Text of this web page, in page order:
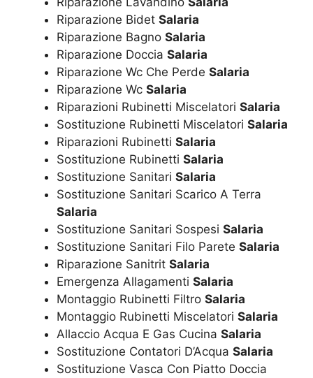
Riparazione Bidet Salaria
Riparazione Bagno Salaria
Riparazione Doccia Salaria
Riparazione Wc Che Perde Salaria
Riparazione Wc Salaria
Riparazioni Rubinetti Miscelatori Salaria
Sostituzione Rubinetti Miscelatori Salaria
Riparazioni Rubinetti Salaria
Sostituzione Rubinetti Salaria
Sostituzione Sanitari Salaria
Sostituzione Sanitari Scarico A Terra
Salaria
Sostituzione Sanitari Sospesi Salaria
Sostituzione Sanitari Filo Parete Salaria
Riparazione Sanitrit Salaria
Emergenza Allagamenti Salaria
Montaggio Rubinetti Filtro Salaria
Montaggio Rubinetti Miscelatori Salaria
Allaccio Acqua E Gas Cucina Salaria
Sostituzione Contatori D’Acqua Salaria
Sostituzione Vasca Con Piatto Doccia